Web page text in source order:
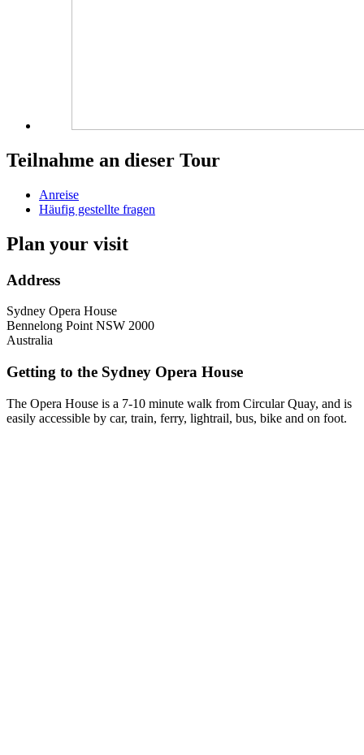
Teilnahme an dieser Tour
Anreise
Häufig gestellte fragen
Plan your visit
Address
Sydney Opera House
Bennelong Point NSW 2000
Australia
Getting to the Sydney Opera House
The Opera House is a 7-10 minute walk from Circular Quay, and is
easily accessible by car, train, ferry, lightrail, bus, bike and on foot.